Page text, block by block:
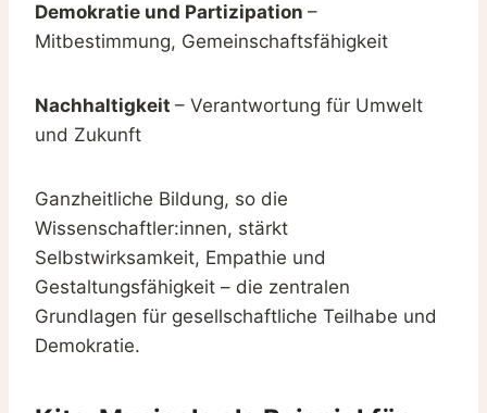
Demokratie und Partizipation –
Mitbestimmung, Gemeinschaftsfähigkeit
Nachhaltigkeit – Verantwortung für Umwelt
und Zukunft
Ganzheitliche Bildung, so die
Wissenschaftler:innen, stärkt
Selbstwirksamkeit, Empathie und
Gestaltungsfähigkeit – die zentralen
Grundlagen für gesellschaftliche Teilhabe und
Demokratie.